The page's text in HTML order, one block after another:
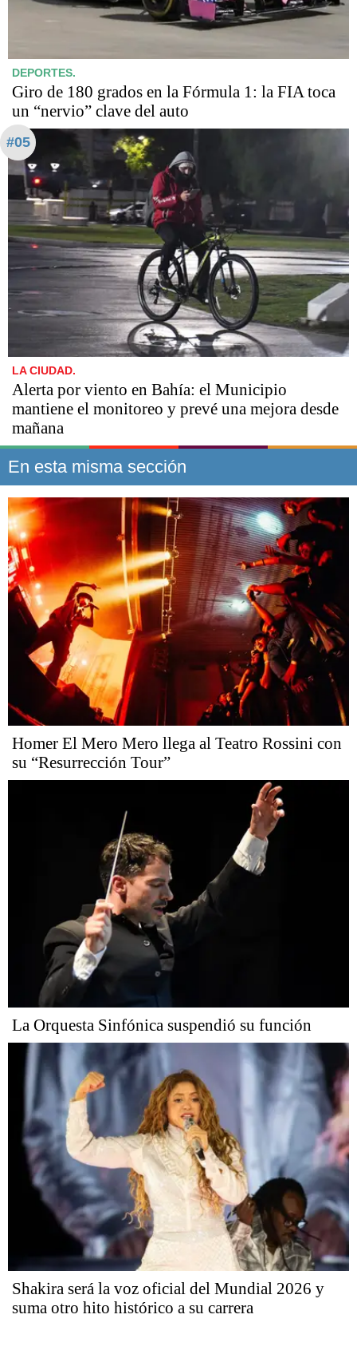
DEPORTES.
Giro de 180 grados en la Fórmula 1: la FIA toca
un “nervio” clave del auto
#05
LA CIUDAD.
Alerta por viento en Bahía: el Municipio
mantiene el monitoreo y prevé una mejora desde
mañana
En esta misma sección
Homer El Mero Mero llega al Teatro Rossini con
su “Resurrección Tour”
La Orquesta Sinfónica suspendió su función
Shakira será la voz oficial del Mundial 2026 y
suma otro hito histórico a su carrera